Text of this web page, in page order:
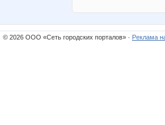
© 2026 ООО «Сеть городских порталов» · Реклама